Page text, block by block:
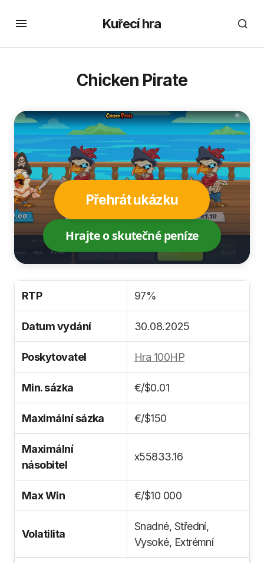
Kuřecí hra
Chicken Pirate
Přehrát ukázku
Hrajte o skutečné peníze
RTP 97%
Datum vydání 30.08.2025
Poskytovatel Hra 100HP
Min. sázka €/$0.01
Maximální sázka €/$150
Maximální
násobitel
х55833.16
Max Win €/$10 000
Volatilita
Snadné, Střední,
Vysoké, Extrémní